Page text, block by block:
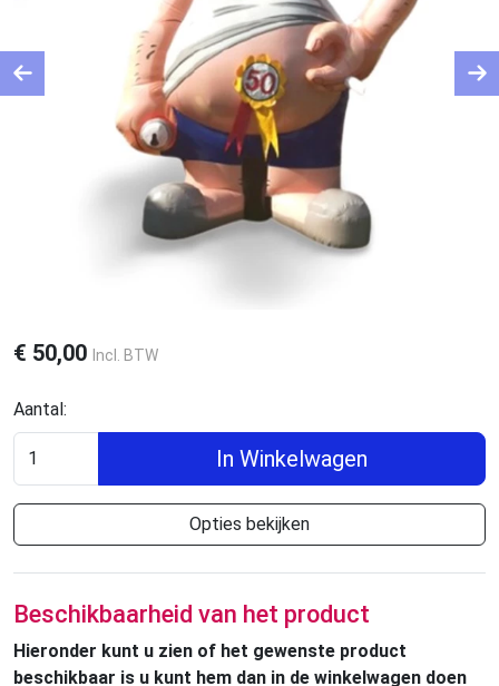
€ 50,00 Incl. BTW
Aantal:
In Winkelwagen
Opties bekijken
Beschikbaarheid van het product
Hieronder kunt u zien of het gewenste product
beschikbaar is u kunt hem dan in de winkelwagen doen
Previous